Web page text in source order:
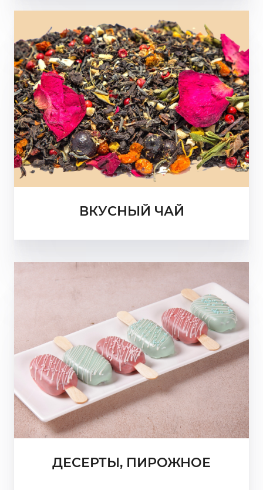
ВКУСНЫЙ ЧАЙ
ДЕСЕРТЫ, ПИРОЖНОЕ